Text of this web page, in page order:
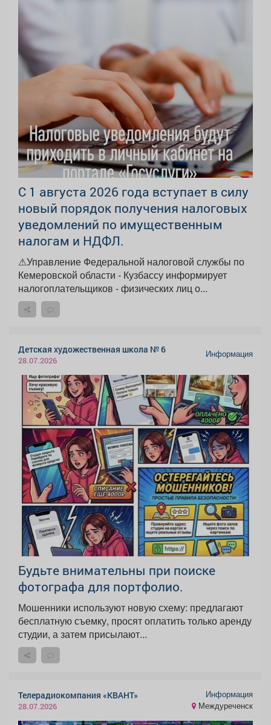
С 1 августа 2026 года вступает в силу
новый порядок получения налоговых
уведомлений по имущественным
налогам и НДФЛ.
⚠Управление Федеральной налоговой службы по
Кемеровской области - Кузбассу информирует
налогоплательщиков - физических лиц о...
Детская художественная школа № 6
28.07.2026
Информация
Будьте внимательны при поиске
фотографа для портфолио.
Мошенники используют новую схему: предлагают
бесплатную съемку, просят оплатить только аренду
студии, а затем присылают...
Телерадиокомпания «КВАНТ»
28.07.2026
Информация
Междуреченск